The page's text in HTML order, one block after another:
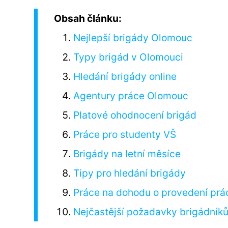
Obsah článku:
Nejlepší brigády Olomouc
Typy brigád v Olomouci
Hledání brigády online
Agentury práce Olomouc
Platové ohodnocení brigád
Práce pro studenty VŠ
Brigády na letní měsíce
Tipy pro hledání brigády
Práce na dohodu o provedení
Nejčastější požadavky